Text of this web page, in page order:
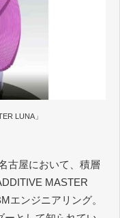
LUNA」
古屋において、積層
MASTER
エンジニアリング。